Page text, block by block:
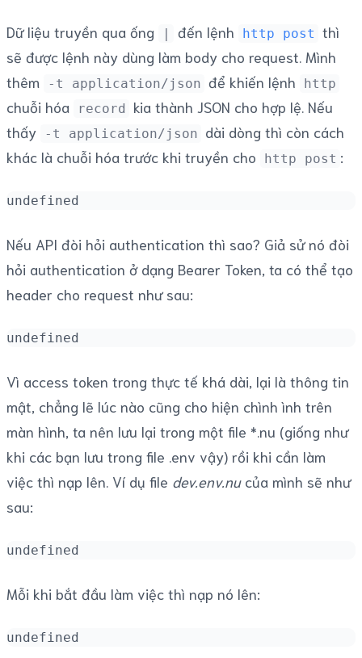
Dữ liệu truyền qua ống | đến lệnh http post thì
sẽ được lệnh này dùng làm body cho request. Mình
thêm
-t application/json để khiến lệnh http
chuỗi hóa record
kia thành JSON cho hợp lệ. Nếu
thấy
-t application/json dài dòng thì còn cách
khác là chuỗi hóa trước khi truyền cho
http post :
undefined
Nếu API đòi hỏi authentication thì sao? Giả sử nó đòi
hỏi authentication ở dạng Bearer Token, ta có thể tạo
header cho request như sau:
undefined
Vì access token trong thực tế khá dài, lại là thông tin
mật, chẳng lẽ lúc nào cũng cho hiện chình ình trên
màn hình, ta nên lưu lại trong một file *.nu (giống như
khi các bạn lưu trong file .env vậy) rồi khi cần làm
việc thì nạp lên. Ví dụ file dev.env.nucủa mình sẽ như
sau:
undefined
Mỗi khi bắt đầu làm việc thì nạp nó lên:
undefined